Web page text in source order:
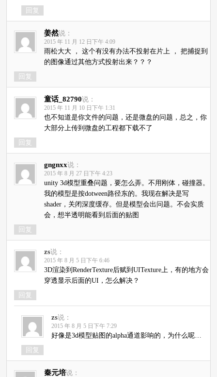
回复
姜然说：
2015 年 11 月 12 日下午 4:09
雨松大大 ， 这个有没有办法不投射在片上 ， 把捕捉到
的图像通过其他方式投射出来？？？
回复
童话_82790说：
2015 年 11 月 10 日下午 1:31
也不知道是你文件的问题，还是微盘的问题，总之，你
大部分上传到微盘的工程都下载不了
回复
gngnxx说：
2015 年 8 月 27 日下午 4:23
unity 3d模型重叠问题，要怎么弄。不用刚体，碰撞器。
我的模型是按dotween路径东的。我现在解决是写
shader，关闭深度缓存。但是模型会出问题。不会实质
会，想半透明能看到后面的贴图
回复
zs说：
2015 年 8 月 5 日下午 6:46
3D渲染到RenderTexture后赋到UITexture上，有的地方会
穿透显示后面的UI，怎么解决？
回复
zs说：
2015 年 8 月 5 日下午 7:29
好像是3d模型贴图的alpha通道影响的，为什么呢…
回复
秦元培说：